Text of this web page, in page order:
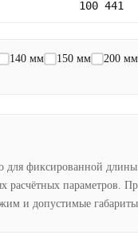
100 441
140 мм 150 мм 200 мм
для фиксированной
расчётных параметров.
и допустимые габариты